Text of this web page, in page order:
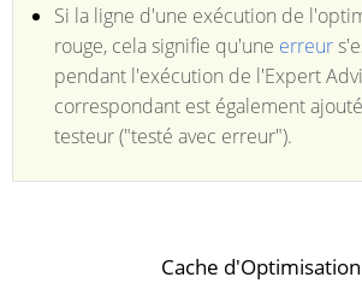
Si la ligne d'une exécution de
rouge, cela signifie qu'une erreur
pendant l'exécution de l'Expert
correspondant est également
testeur ("testé avec erreur").
Cache d'Optimisation